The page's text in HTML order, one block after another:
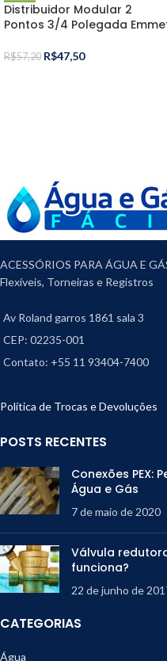
Distribuidor Modular 2
Pontos 3/4 Polegada
R$57,20 R$47,50
ACESSÓRIOS PARA ÁGUA E
Flexíveis, Torneiras e Registros
Av Roland garros 1861 sala 3
CEP: 02235-001
Contato: +55 11 93404-7400
Política de Trocas e Devoluções
POSTS RECENTES
Conexões PEX:
Água e Gás
7 de maio de 2020
Válvula
funciona?
22 de junho de
CATEGORIAS
Água